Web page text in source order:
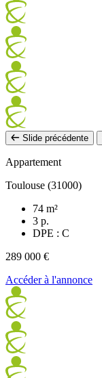
Slide précédente
Appartement
Toulouse (31000)
74 m²
3 p.
DPE : C
289 000 €
Accéder à l'annonce